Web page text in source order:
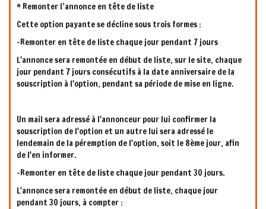
* Remonter l’annonce en tête de liste
Cette option payante se décline sous trois formes :
-Remonter en tête de liste chaque jour pendant 7 jours
L'annonce sera remontée en début de liste, sur le site, chaque
jour pendant 7 jours consécutifs à la date anniversaire de la
souscription à l'option, pendant sa période de mise en ligne.
Un mail sera adressé à l'annonceur pour lui confirmer la
souscription de l'option et un autre lui sera adressé le
lendemain de la péremption de l'option, soit le 8ème jour, afin
de l'en informer.
-Remonter en tête de liste chaque jour pendant 30 jours.
L'annonce sera remontée en début de liste, chaque jour
pendant 30 jours, à compter :